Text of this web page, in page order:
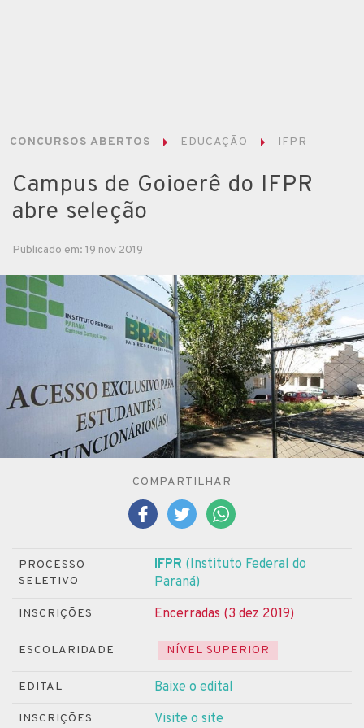
CONCURSOS ABERTOS EDUCAÇÃO IFPR
Campus de Goioerê do IFPR
abre seleção
Publicado em: 19 nov 2019
COMPARTILHAR
PROCESSO
SELETIVO
IFPR (Instituto Federal do
Paraná)
INSCRIÇÕES Encerradas (3 dez 2019)
ESCOLARIDADE NÍVEL SUPERIOR
EDITAL Baixe o edital
INSCRIÇÕES Visite o site